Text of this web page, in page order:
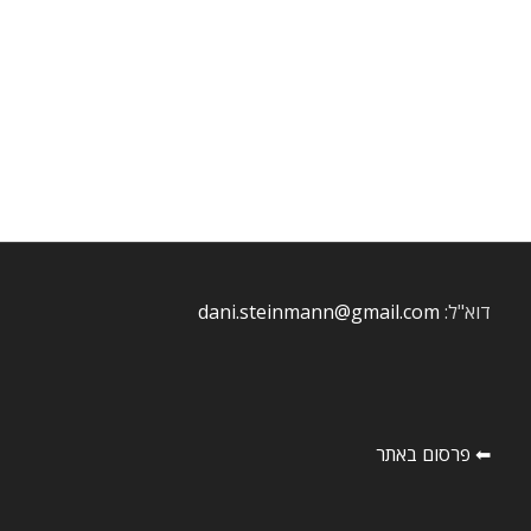
דוא"ל: dani.steinmann@gmail.com
⬅ פרסום באתר